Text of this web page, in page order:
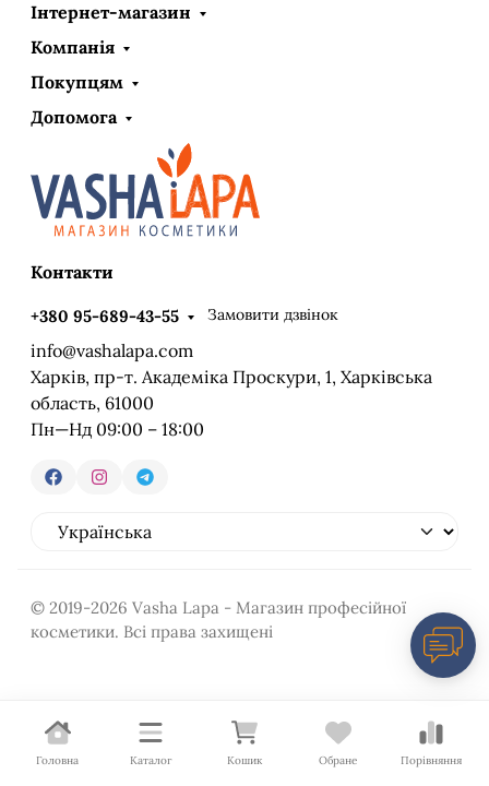
Головна Каталог Кошик Обране Порівняння
Інтернет-магазин
Компанія
Покупцям
Допомога
Контакти
+380 95-689-43-55 Замовити дзвінок
info@vashalapa.com
Харків, пр-т. Академіка Проскури, 1, Харківська
область, 61000
Пн—Нд 09:00 – 18:00
© 2019-2026 Vasha Lapa - Магазин професійної
косметики. Всі права захищені